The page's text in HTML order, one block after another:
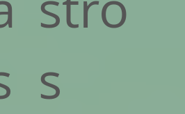
s